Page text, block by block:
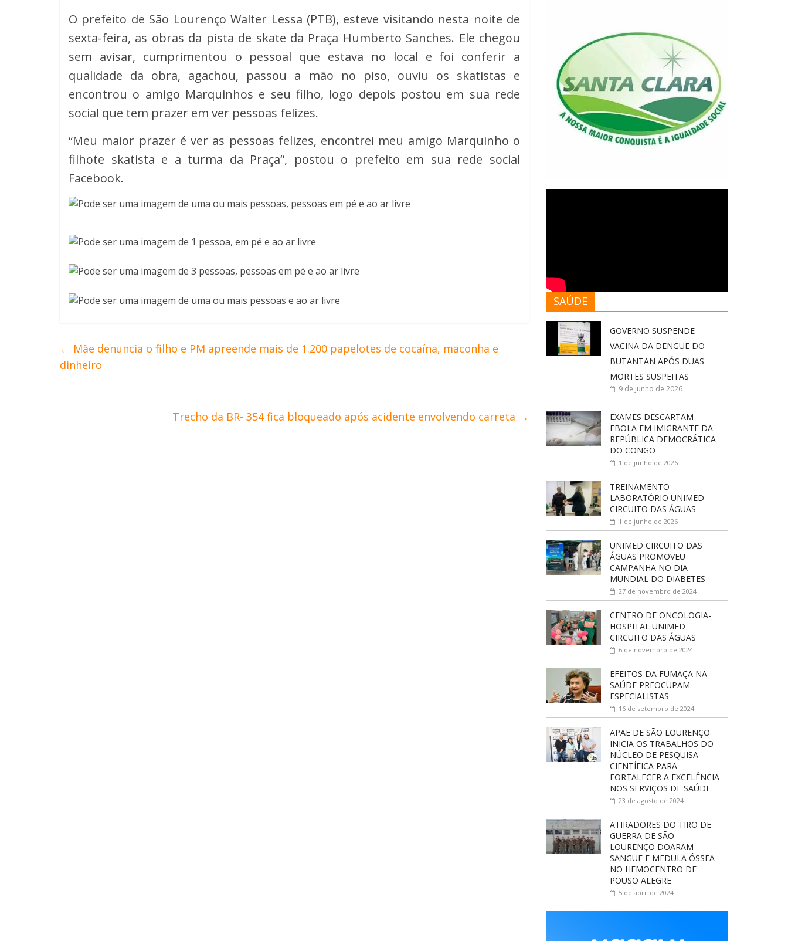
O prefeito de São Lourenço Walter Lessa (PTB), esteve visitando nesta noite de
sexta-feira, as obras da pista de skate da Praça Humberto Sanches. Ele chegou
sem avisar, cumprimentou o pessoal que estava no local e foi conferir a
qualidade da obra, agachou, passou a mão no piso, ouviu os skatistas e
encontrou o amigo Marquinhos e seu filho, logo depois postou em sua rede
social que tem prazer em ver pessoas felizes.
“Meu maior prazer é ver as pessoas felizes, encontrei meu amigo Marquinho o
filhote skatista e a turma da Praça“, postou o prefeito em sua rede social
Facebook.
← Mãe denuncia o filho e PM apreende mais de 1.200 papelotes de cocaína, maconha e
dinheiro
Trecho da BR- 354 fica bloqueado após acidente envolvendo carreta →
SAÚDE
GOVERNO SUSPENDE
VACINA DA DENGUE DO
BUTANTAN APÓS DUAS
MORTES SUSPEITAS
9 de junho de 2026
EXAMES DESCARTAM
EBOLA EM IMIGRANTE DA
REPÚBLICA DEMOCRÁTICA
DO CONGO
1 de junho de 2026
TREINAMENTO-
LABORATÓRIO UNIMED
CIRCUITO DAS ÁGUAS
1 de junho de 2026
UNIMED CIRCUITO DAS
ÁGUAS PROMOVEU
CAMPANHA NO DIA
MUNDIAL DO DIABETES
27 de novembro de 2024
CENTRO DE ONCOLOGIA-
HOSPITAL UNIMED
CIRCUITO DAS ÁGUAS
6 de novembro de 2024
EFEITOS DA FUMAÇA NA
SAÚDE PREOCUPAM
ESPECIALISTAS
16 de setembro de 2024
APAE DE SÃO LOURENÇO
INICIA OS TRABALHOS DO
NÚCLEO DE PESQUISA
CIENTÍFICA PARA
FORTALECER A EXCELÊNCIA
NOS SERVIÇOS DE SAÚDE
23 de agosto de 2024
ATIRADORES DO TIRO DE
GUERRA DE SÃO
LOURENÇO DOARAM
SANGUE E MEDULA ÓSSEA
NO HEMOCENTRO DE
POUSO ALEGRE
5 de abril de 2024